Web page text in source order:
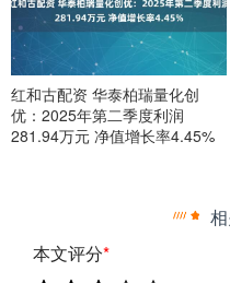
红和古配资 华泰柏瑞量化创
优：2025年第二季度利润
281.94万元 净值增长率4.45%
本文评分*